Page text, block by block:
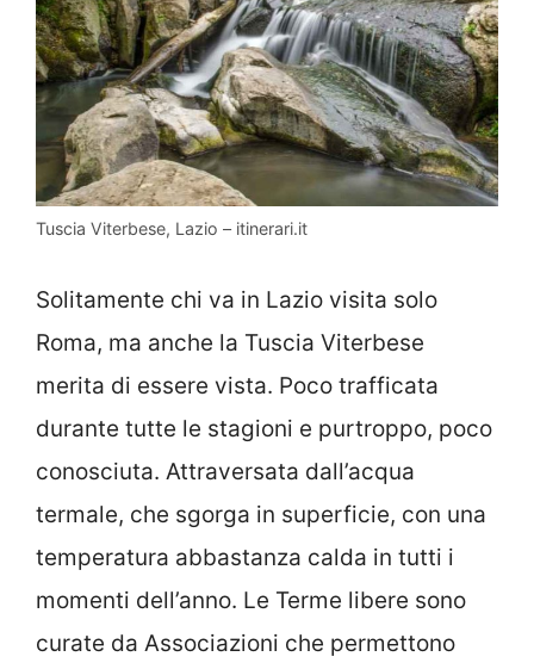
Tuscia Viterbese, Lazio – itinerari.it
Solitamente chi va in Lazio visita solo
Roma, ma anche la Tuscia Viterbese
merita di essere vista. Poco trafficata
durante tutte le stagioni e purtroppo, poco
conosciuta. Attraversata dall’acqua
termale, che sgorga in superficie, con una
temperatura abbastanza calda in tutti i
momenti dell’anno. Le Terme libere sono
curate da Associazioni che permettono